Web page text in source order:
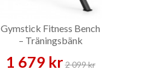
Gymstick Fitness Bench
– Träningsbänk
1 679 kr2 099 kr